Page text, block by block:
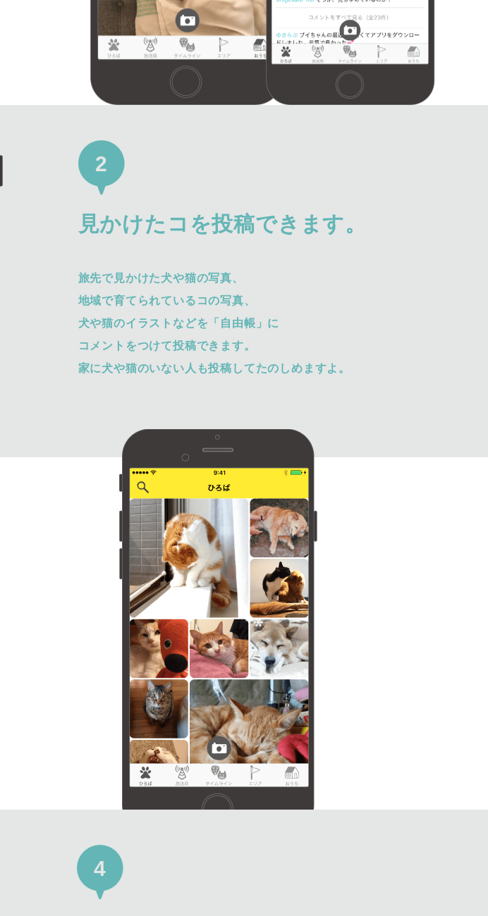
2
見かけたコを投稿できます。
旅先で見かけた犬や猫の写真、
地域で育てられているコの写真、
犬や猫のイラストなどを「自由帳」に
コメントをつけて投稿できます。
家に犬や猫のいない人も投稿してたのしめますよ。
4